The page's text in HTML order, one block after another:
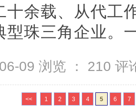
十余载、从代工
型珠三角企业。
09 浏览 ： 210 评
<< 1 2 3 4 5 6 7